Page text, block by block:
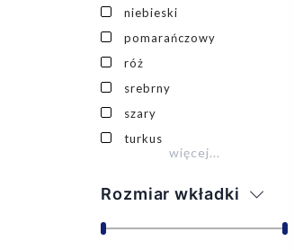
niebieski
pomarańczowy
róż
srebrny
szary
turkus
więcej...
Rozmiar wkładki